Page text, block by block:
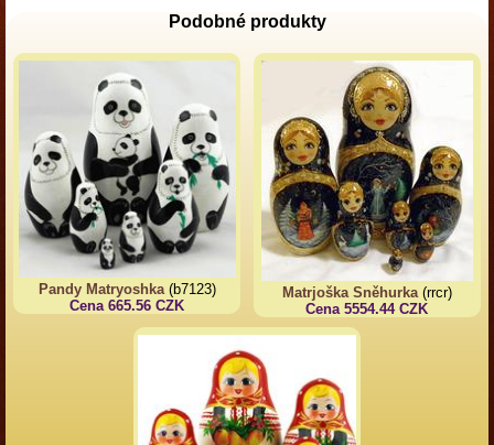
Podobné produkty
Pandy Matryoshka(b7123)
Cena 665.56 CZK
Matrjoška Sněhurka(rrcr)
Cena 5554.44 CZK